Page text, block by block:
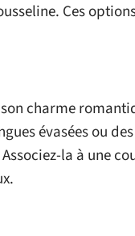
Ces
charme
évasées ou
la à une